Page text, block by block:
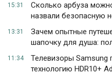
15:31
Сколько арбуза
назвали безопасную
13:31
Зачем опытные
шапочку для душа:
11:34
Телевизоры Samsung
технологию HDR10+